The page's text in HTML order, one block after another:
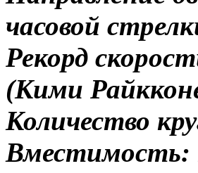
часовой
Рекорд
(Кими
Количество
Вместимость: